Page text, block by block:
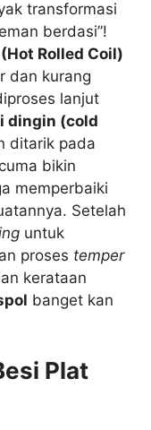
transformasi
berdasi”!
Rolled Coil)
dan kurang
lanjut
dingin (cold
ditarik pada
bikin
memperbaiki
Setelah
untuk
proses temper
kerataan
banget kan
Plat